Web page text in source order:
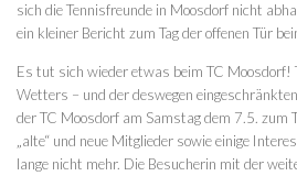
sich die Tennisfreunde in Moosdorf nicht
ein kleiner Bericht zum Tag der offenen Tür
Es tut sich wieder etwas beim TC Moosdorf!
Wetters – und der deswegen
der TC Moosdorf am Samstag dem 7.5. zum
„alte“ und neue Mitglieder sowie einige
lange nicht mehr. Die Besucherin mit der